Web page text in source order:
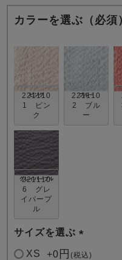
単品
ン単品
売れ筋ランキング
- Item Ranking -
すべてのデザイン
カラーを選ぶ（必須
221110
1 ピン
ク
221110
2 ブル
ー
221110
6 グレ
イパープ
ル
サイズを選ぶ
(
XS +0 税込